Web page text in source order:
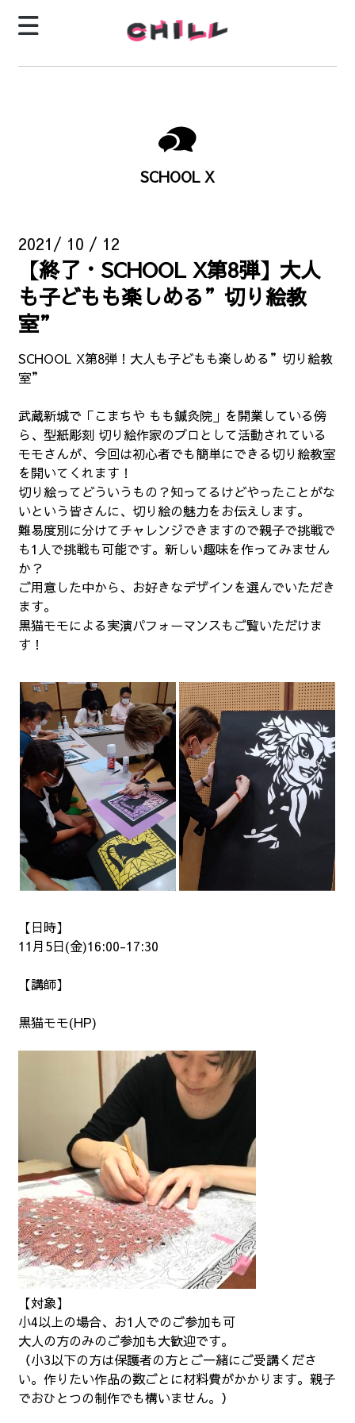
SCHOOL X
2021/ 10 / 12
【終了・SCHOOL X第8弾】大人
も子どもも楽しめる”切り絵教
室”
SCHOOL X第8弾！大人も子どもも楽しめる”切り絵教
室”
武蔵新城で「こまちや もも鍼灸院」を開業している傍
ら、型紙彫刻 切り絵作家のプロとして活動されている
モモさんが、今回は初心者でも簡単にできる切り絵教室
を開いてくれます！
切り絵ってどういうもの？知ってるけどやったことがな
いという皆さんに、切り絵の魅力をお伝えします。
難易度別に分けてチャレンジできますので親子で挑戦で
も1人で挑戦も可能です。新しい趣味を作ってみません
か？
ご用意した中から、お好きなデザインを選んでいただき
ます。
黒猫モモによる実演パフォーマンスもご覧いただけま
す！
【日時】
11月5日(金)16:00-17:30
【講師】
黒猫モモ(HP)
【対象】
小4以上の場合、お1人でのご参加も可
大人の方のみのご参加も大歓迎です。
（小3以下の方は保護者の方とご一緒にご受講くださ
い。作りたい作品の数ごとに材料費がかかります。親子
でおひとつの制作でも構いません。）